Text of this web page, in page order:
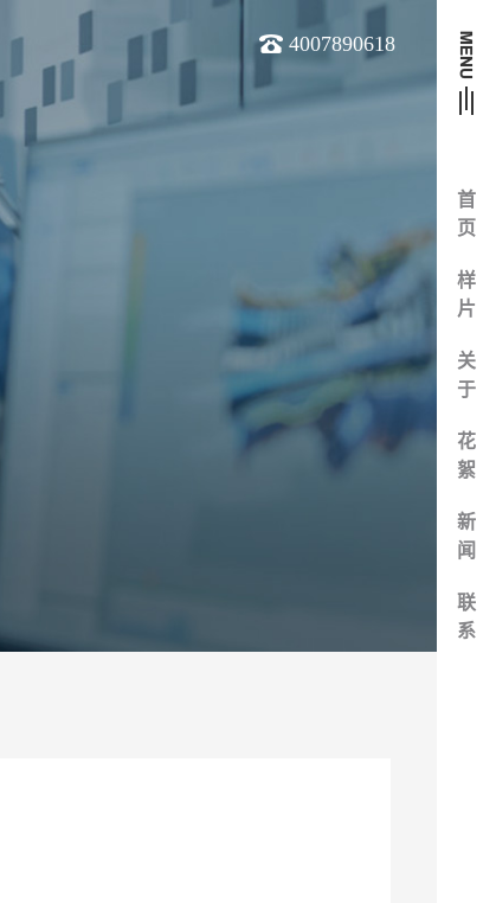
首
页
样
片
关
于
花
絮
新
闻
联
系
4007890618